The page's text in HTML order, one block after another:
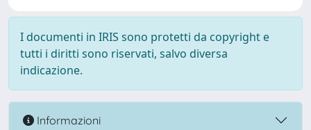
I documenti in IRIS sono protetti da copyright e
tutti i diritti sono riservati, salvo diversa
indicazione.
Informazioni